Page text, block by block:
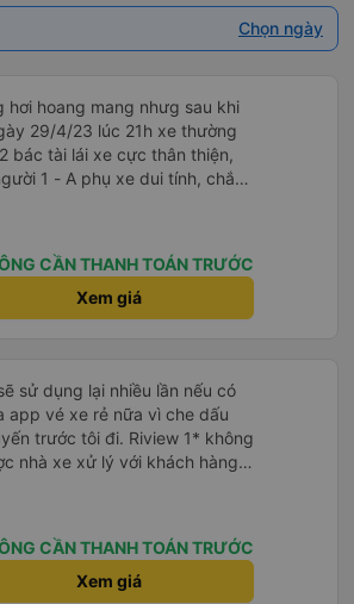
Chọn ngày
hoang mang nhưg sau khi
29/4/23 lúc 21h xe thường
bác tài lái xe cực thân thiện,
chắc
Nhưng nhìn chug khá ổn, có
CẦN THANH TOÁN TRƯỚC
Xem giá
sử dụng lại nhiều lần nếu có
app vé xe rẻ nữa vì che dấu
trước tôi đi. Riview 1* không
nhà xe xử lý với khách hàng”
tôi sẽ xóa app vé xe rẻ Vĩnh
tôi cũng sẽ viết bài trên các
cả về Dalat lẫn vé xe rẻ. Xin
CẦN THANH TOÁN TRƯỚC
Xem giá